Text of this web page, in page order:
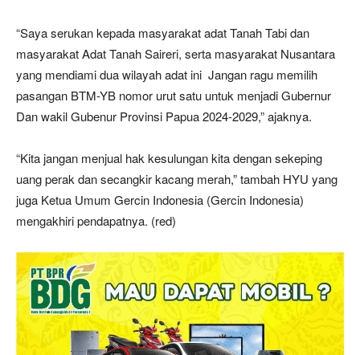
“Saya serukan kepada masyarakat adat Tanah Tabi dan
masyarakat Adat Tanah Saireri, serta masyarakat Nusantara
yang mendiami dua wilayah adat ini Jangan ragu memilih
pasangan BTM-YB nomor urut satu untuk menjadi Gubernur
Dan wakil Gubenur Provinsi Papua 2024-2029,” ajaknya.
“Kita jangan menjual hak kesulungan kita dengan sekeping
uang perak dan secangkir kacang merah,” tambah HYU yang
juga Ketua Umum Gercin Indonesia (Gercin Indonesia)
mengakhiri pendapatnya. (red)